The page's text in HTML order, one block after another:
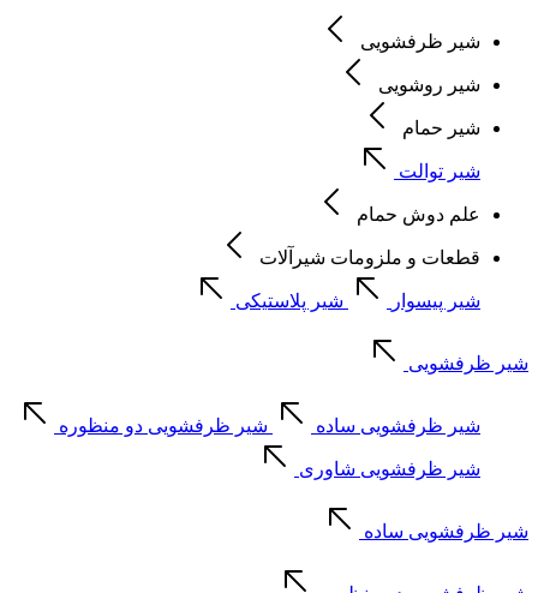
شیر ظرفشویی
شیر روشویی
شیر حمام
شیر توالت
علم دوش حمام
قطعات و ملزومات شیرآلات
شیر پیسوار شیر پلاستیکی
شیر ظرفشویی
شیر ظرفشویی ساده شیر ظرفشویی دو منظوره
شیر ظرفشویی شاوری
شیر ظرفشویی ساده